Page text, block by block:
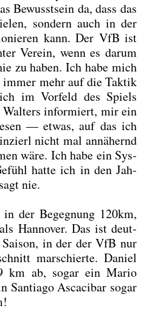
Bewusst­sein da, dass das
son­dern auch in der
kann. Der VfB ist
Ver­ein, wenn es dar­um
zu haben. Ich habe mich
immer mehr auf die Tak­tik
im Vor­feld des Spiels
infor­miert, mir ein
— etwas, auf das ich
nicht mal annä­hernd
wäre. Ich habe ein Sys­
hat­te ich in den Jah­
nie.
der Begeg­nung 120km,
Han­no­ver. Das ist deut­
in der der VfB nur
mar­schier­te. Dani­el
km ab, sogar ein Mario
Sant­ia­go Asca­ci­bar sogar